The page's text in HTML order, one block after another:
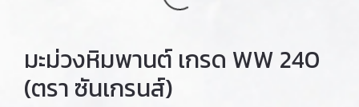
มะม่วงหิมพานต์ เกรด WW 240
(ตรา ซันเกรนส์)